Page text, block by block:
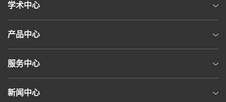
学术中心
产品中心
服务中心
新闻中心